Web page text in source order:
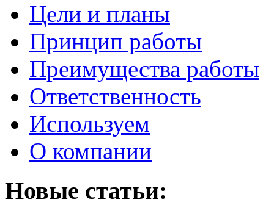
Цели и планы
Принцип работы
Преимущества работы
Ответственность
Используем
О компании
Новые статьи: